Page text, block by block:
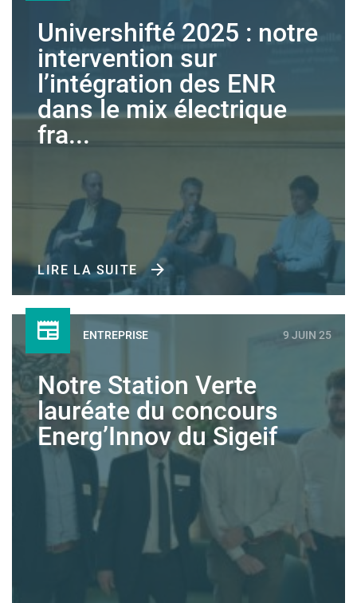
Univershifté 2025 : notre
intervention sur
l’intégration des ENR
dans le mix électrique
fra...
LIRE LA SUITE
ENTREPRISE 9 JUIN 25
Notre Station Verte
lauréate du concours
Energ’Innov du Sigeif